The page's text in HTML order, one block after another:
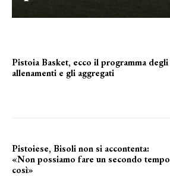
Pistoia Basket, ecco il programma degli
allenamenti e gli aggregati
Pistoiese, Bisoli non si accontenta:
«Non possiamo fare un secondo tempo
così»